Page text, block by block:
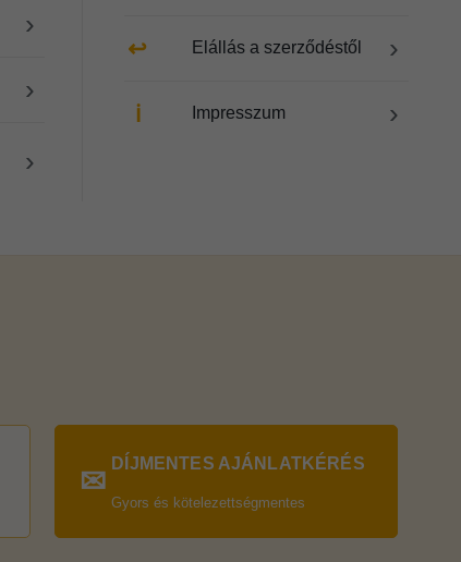
›
›
›
↩ Elállás a szerződéstől ›
ℹ Impresszum ›
✉ DÍJMENTES AJÁNLATKÉRÉS
Gyors és kötelezettségmentes